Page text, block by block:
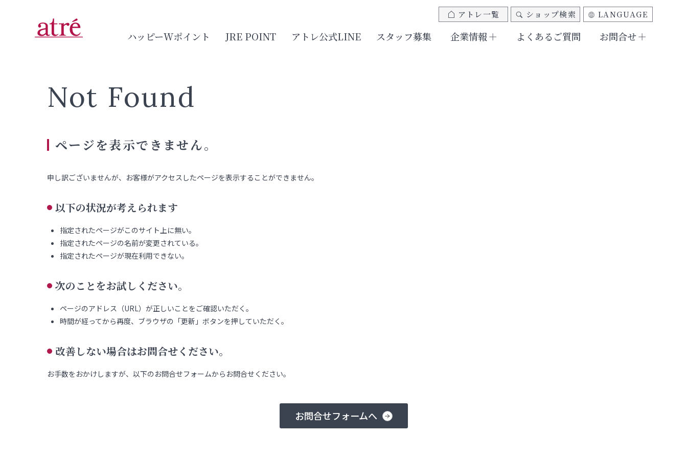
ハッピーWポイント JRE POINT アトレ公式LINE スタッフ募集 企業情報 よくあるご質問 お問合せ
アトレ一覧 ショップ検索 LANGUAGE
Not Found
ページを表示できません。
申し訳ございませんが、お客様がアクセスしたページを表示することができません。
以下の状況が考えられます
指定されたページがこのサイト上に無い。
指定されたページの名前が変更されている。
指定されたページが現在利用できない。
次のことをお試しください。
ページのアドレス（URL）が正しいことをご確認いただく。
時間が経ってから再度、ブラウザの「更新」ボタンを押していただく。
改善しない場合はお問合せください。
お手数をおかけしますが、以下のお問合せフォームからお問合せください。
お問合せフォームへ